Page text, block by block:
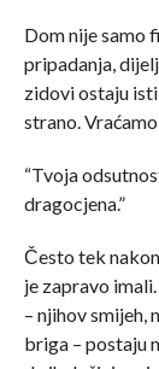
Dom nije samo
pripadanja,
zidovi ostaju
strano. Vraćamo
“Tvoja
dragocjena.”
Često tek
je zapravo
– njihov smijeh,
briga – postaju